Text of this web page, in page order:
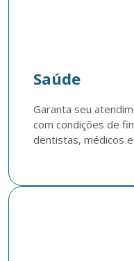
Saúde
Garanta seu
com condições de
dentistas, médicos